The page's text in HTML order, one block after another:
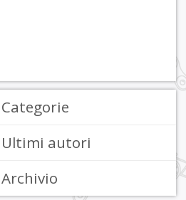
Categorie
Ultimi autori
Archivio